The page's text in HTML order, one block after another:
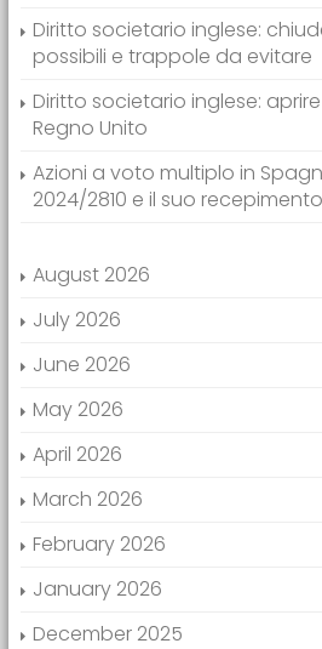
Diritto societario inglese:
possibili e trappole da evitare
Diritto societario inglese:
Regno Unito
Azioni a voto multiplo in
2024/2810 e il suo recepimento
August 2026
July 2026
June 2026
May 2026
April 2026
March 2026
February 2026
January 2026
December 2025